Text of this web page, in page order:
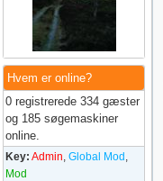
Hvem er online?
0 registrerede 334 gæster
og 185 søgemaskiner
online.
Key: Admin, Global Mod ,
Mod